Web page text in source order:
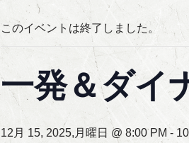
このイベントは終了しました。
一発＆ダイ
12月 15, 2025,月曜日 @ 8:00 PM -